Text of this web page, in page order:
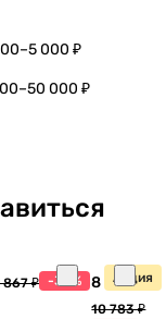
000 ₽
000 ₽
867 ₽ -30% Акция
8 770 ₽
10 783 ₽